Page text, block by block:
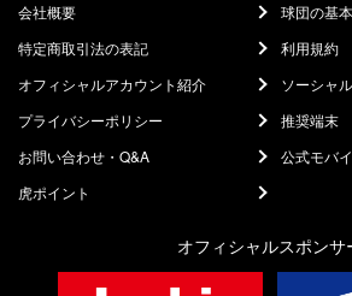
会社概要
球団の基
特定商取引法の表記
利用規約
オフィシャルアカウント紹介
ソーシャ
プライバシーポリシー
推奨端末
お問い合わせ・Q&A
公式モバ
虎ポイント
オフィシャルスポンサ